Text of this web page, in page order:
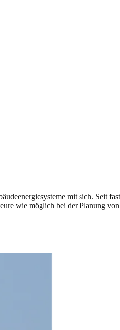
mit sich. Seit fast
wie möglich bei der Planung von